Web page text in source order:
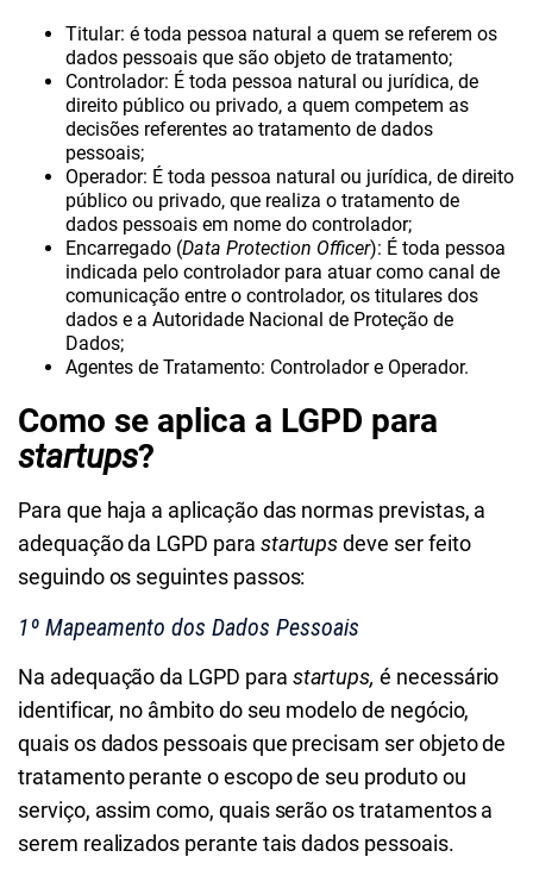
Titular: é toda pessoa natural a quem se referem os
dados pessoais que são objeto de tratamento;
Controlador: É toda pessoa natural ou jurídica, de
direito público ou privado, a quem competem as
decisões referentes ao tratamento de dados
pessoais;
Operador: É toda pessoa natural ou jurídica, de direito
público ou privado, que realiza o tratamento de
dados pessoais em nome do controlador;
Encarregado (Data Protection Officer): É toda pessoa
indicada pelo controlador para atuar como canal de
comunicação entre o controlador, os titulares dos
dados e a Autoridade Nacional de Proteção de
Dados;
Agentes de Tratamento: Controlador e Operador.
Como se aplica a LGPD para
startups?
Para que haja a aplicação das normas previstas, a
adequação da LGPD para startupsdeve ser feito
seguindo os seguintes passos:
1º Mapeamento dos Dados Pessoais
Na adequação da LGPD para startups,é necessário
identificar, no âmbito do seu modelo de negócio,
quais os dados pessoais que precisam ser objeto de
tratamento perante o escopo de seu produto ou
serviço, assim como, quais serão os tratamentos a
serem realizados perante tais dados pessoais.